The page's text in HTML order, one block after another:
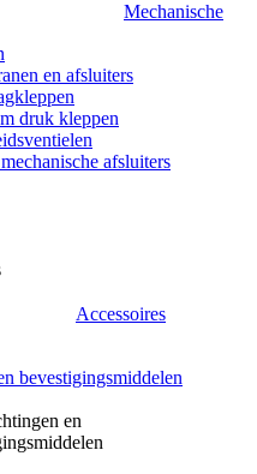
Mechanische
en afsluiters
druk kleppen
afsluiters
Accessoires
bevestigingsmiddelen
en